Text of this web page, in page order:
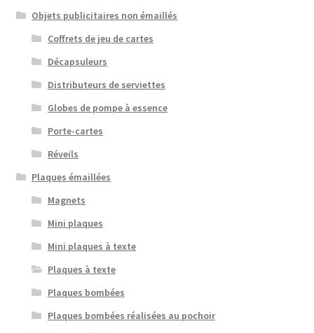
Objets publicitaires non émaillés
Coffrets de jeu de cartes
Décapsuleurs
Distributeurs de serviettes
Globes de pompe à essence
Porte-cartes
Réveils
Plaques émaillées
Magnets
Mini plaques
Mini plaques à texte
Plaques à texte
Plaques bombées
Plaques bombées réalisées au pochoir